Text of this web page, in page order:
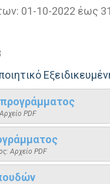
01-10-2022 έως
PDF
Αρχείο PDF